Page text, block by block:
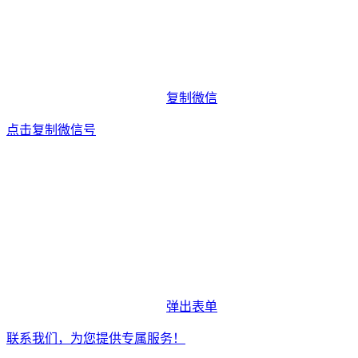
复制微信
点击复制微信号
弹出表单
联系我们，为您提供专属服务！